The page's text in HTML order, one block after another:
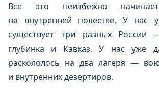
Все это неизбежно
на внутренней повестке. У нас
существует три разных России
глубинка и Кавказ. У нас уже
раскололось на два лагеря —
и внутренних дезертиров.